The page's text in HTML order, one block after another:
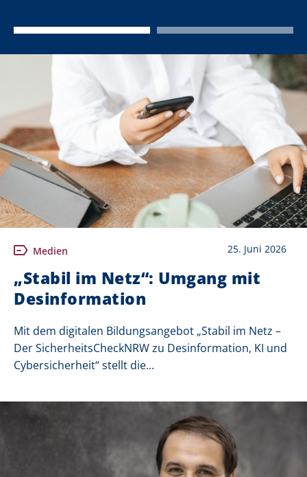
Medien 25. Juni 2026
„Stabil im Netz“: Umgang mit
Desinformation
Mit dem digitalen Bildungsangebot „Stabil im Netz –
Der SicherheitsCheckNRW zu Desinformation, KI und
Cybersicherheit“ stellt die...